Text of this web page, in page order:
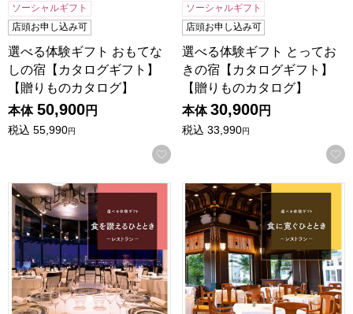
ソーシャルギフト
店頭お申し込み可
選べる体験ギフト おもてな
しの宿【カタログギフト】
【贈りものカタログ】
本体 50,900円
税込 55,990円
お気に入りに登録する
ソーシャルギフト
店頭お申し込み可
選べる体験ギフト とってお
きの宿【カタログギフト】
【贈りものカタログ】
本体 30,900円
税込 33,990円
選べる体験ギフト 食を讃えるひととき【カタログギフト】
選べる体験ギフト 食に寛ぐ